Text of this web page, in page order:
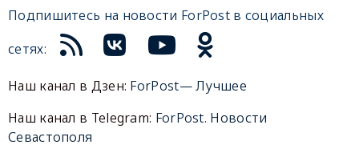
Подпишитесь на новости ForPost в социальных
сетях:
Наш канал в Дзен: ForPost— Лучшее
Наш канал в Telegram: ForPost. Новости
Севастополя